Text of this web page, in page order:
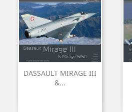
DASSAULT MIRAGE III
&...